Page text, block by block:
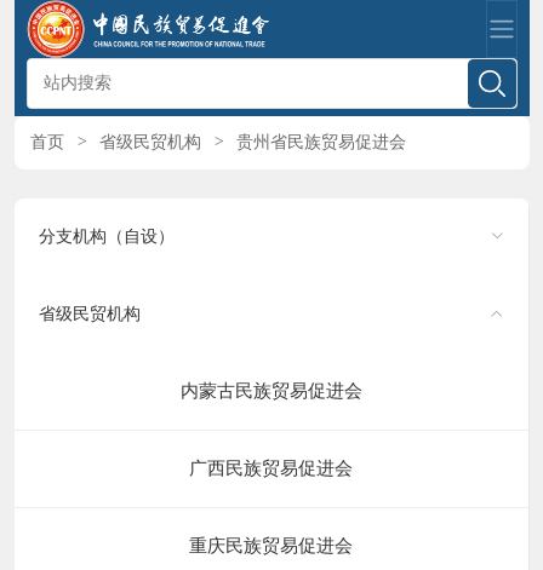
首页 > 省级民贸机构 > 贵州省民族贸易促进会
分支机构（自设）
省级民贸机构
内蒙古民族贸易促进会
广西民族贸易促进会
重庆民族贸易促进会